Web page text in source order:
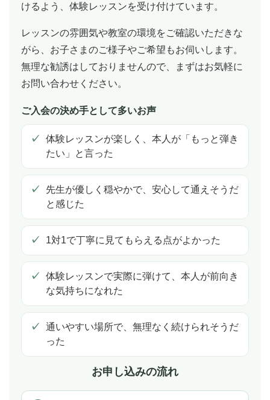
けるよう、体験レッスンを受け付けています。
レッスンの雰囲気や教室の環境をご確認いただきな
がら、お子さまのご様子やご希望もお伺いします。
無理な勧誘はしておりませんので、まずはお気軽に
お問い合わせください。
ご入会の決め手として多いお声
体験レッスンが楽しく、本人が「もっと弾き
たい」と言った
先生が優しく穏やかで、安心して通えそうだ
と感じた
1対1で丁寧に見てもらえる点がよかった
体験レッスンで実際に弾けて、本人が前向き
な気持ちになれた
通いやすい場所で、無理なく続けられそうだ
った
お申し込みの流れ